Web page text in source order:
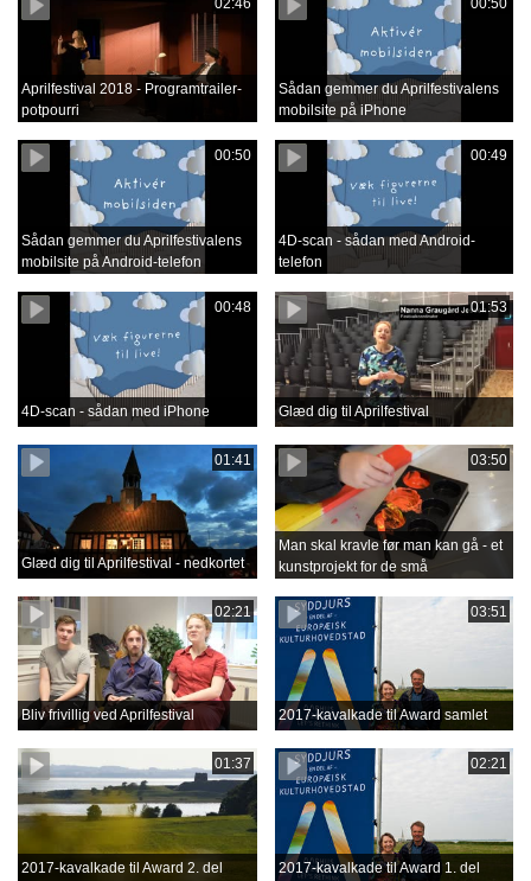
Aprilfestival 2018 - Programtrailer-
potpourri
Sådan gemmer du Aprilfestivalens
mobilsite på iPhone
00:50
Sådan gemmer du Aprilfestivalens
mobilsite på Android-telefon
00:49
4D-scan - sådan med Android-
telefon
00:48
4D-scan - sådan med iPhone
01:53
Glæd dig til Aprilfestival
01:41
Glæd dig til Aprilfestival - nedkortet
03:50
Man skal kravle før man kan gå - et
kunstprojekt for de små
02:21
Bliv frivillig ved Aprilfestival
03:51
2017-kavalkade til Award samlet
01:37
2017-kavalkade til Award 2. del
02:21
2017-kavalkade til Award 1. del